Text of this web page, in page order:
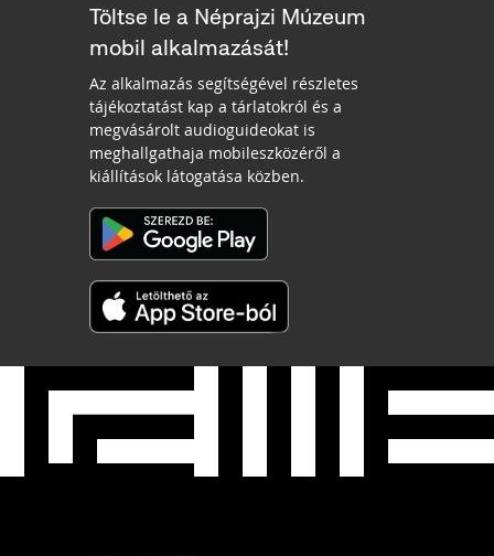
Töltse le a Néprajzi Múzeum
mobil alkalmazását!
Az alkalmazás segítségével részletes
tájékoztatást kap a tárlatokról és a
megvásárolt audioguideokat is
meghallgathaja mobileszközéről a
kiállítások látogatása közben.